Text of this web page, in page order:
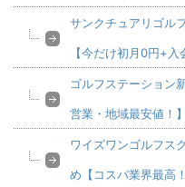
サンクチュアリゴル
【今だけ初月0円+入
ゴルフステーション
営業・地域最安値！】
ワイズワンゴルフス
め【コスパ業界最高！